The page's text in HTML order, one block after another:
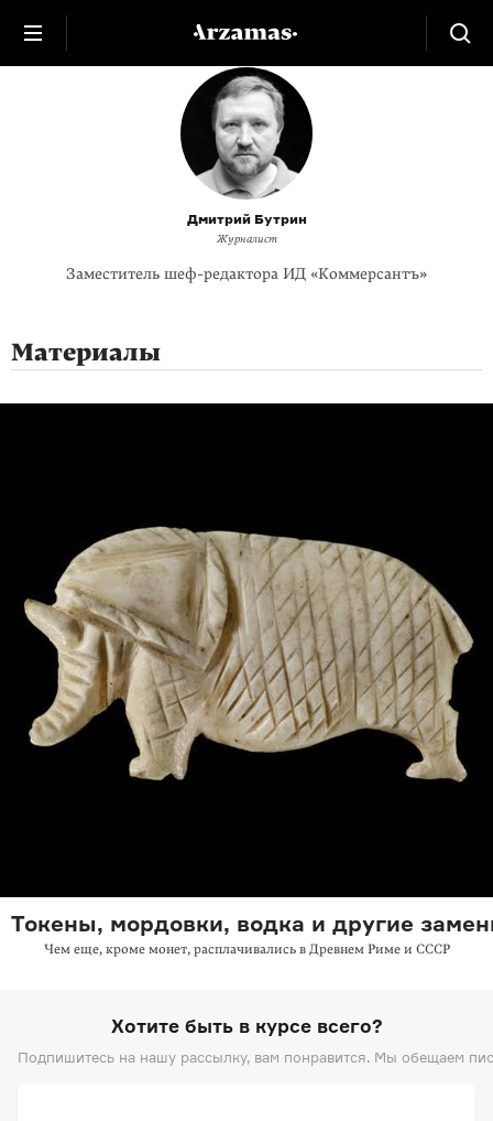
Дмитрий Бутрин
Журналист
Заместитель шеф-редактора ИД «Коммерсантъ»
Материалы
Токены, мордовки, водка и другие
Чем еще, кроме монет, расплачивались в Древнем Риме и СССР
Хотите быть в курсе всего?
Подпишитесь на нашу рассылку, вам понравится. Мы обещаем